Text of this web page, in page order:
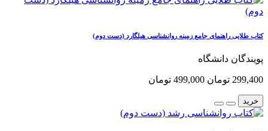
کتاب طلایی راهنمای جامع زمینه روانشناسی هیلگارد (دست دوم)
پویندگان دانشگاه
299,400 تومان 499,000 تومان
خرید